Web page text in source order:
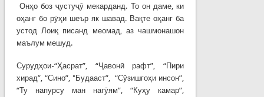
Онҳо боз ҷустуҷӯ мекарданд. То он даме, ки
оҳанг бо рӯҳи шеър як шавад. Вақте оҳанг ба
устод Лоиқ писанд меомад, аз чашмонашон
маълум мешуд.
Сурудҳои-“Ҳасрат”, “Ҷавонӣ рафт”, “Пири
хирад”, “Сино”, "Будааст”, “Сӯзишгоҳи инсон”,
“Ту напурсу ман нагӯям”, “Куҳу камар”,